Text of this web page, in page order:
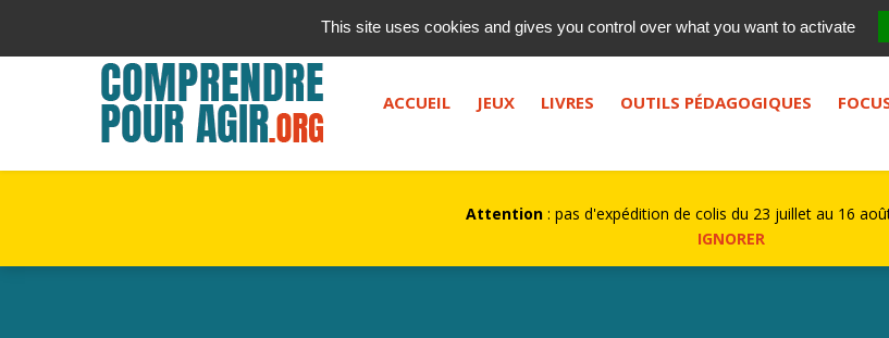
Saisissez votre recherche, et appuyez sur "entrée" ou le bouton de recherche.
Qui sommes-
ACCUEIL JEUX LIVRES OUTILS PÉDAGOGIQUES
Attention : pas d'expédition de colis du 23 juillet au 16
IGNORER
This site uses cookies and gives you control over what you want to activate